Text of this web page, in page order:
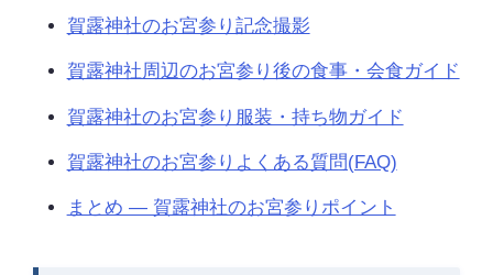
賀露神社のお宮参り記念撮影
賀露神社周辺のお宮参り後の食事・会食ガイド
賀露神社のお宮参り服装・持ち物ガイド
賀露神社のお宮参りよくある質問(FAQ)
まとめ — 賀露神社のお宮参りポイント